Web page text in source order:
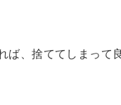
ば、捨ててしまって